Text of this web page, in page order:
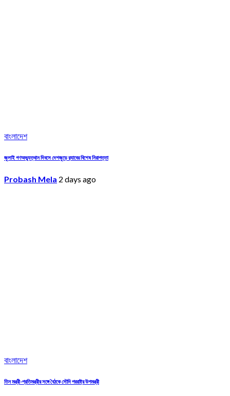
বাংলাদেশ
জুলাই গণঅভ্যুত্থান দিবসে দেশজুড়ে র‌্যাবের বিশেষ নিরাপত্তা
Probash Mela 2 days ago
বাংলাদেশ
তিন মন্ত্রী-প্রতিমন্ত্রীর সঙ্গে বৈঠকে সৌদি পররাষ্ট্র উপমন্ত্রী